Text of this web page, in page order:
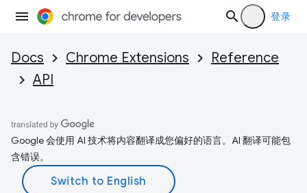
登录
Docs Chrome Extensions
Reference
API
Google 会使用 AI 技术将内容翻译成您偏好的语言。AI 翻译可能包
含错误。